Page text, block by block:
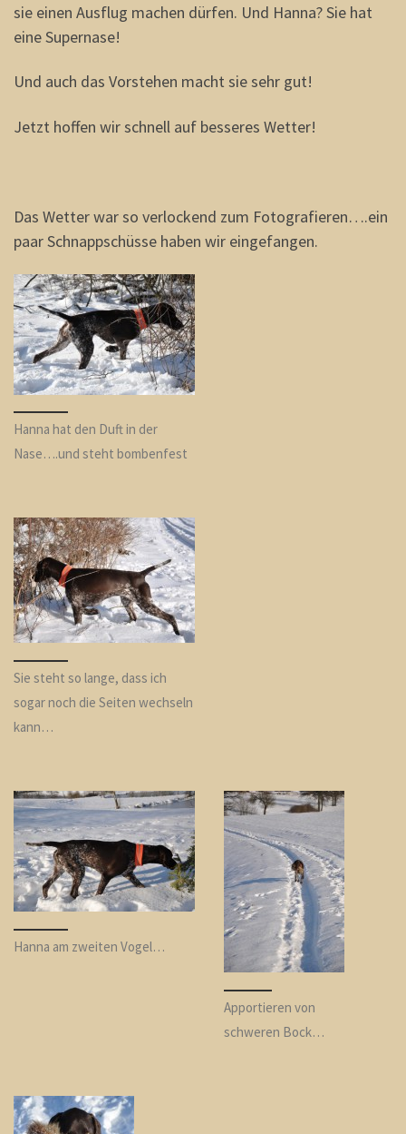
sie einen Ausflug machen dürfen. Und Hanna? Sie hat
eine Supernase!
Und auch das Vorstehen macht sie sehr gut!
Jetzt hoffen wir schnell auf besseres Wetter!
Das Wetter war so verlockend zum Fotografieren….ein
paar Schnappschüsse haben wir eingefangen.
Hanna hat den Duft in der
Nase….und steht bombenfest
Sie steht so lange, dass ich
sogar noch die Seiten wechseln
kann…
Hanna am zweiten Vogel…
Apportieren von
schweren Bock…